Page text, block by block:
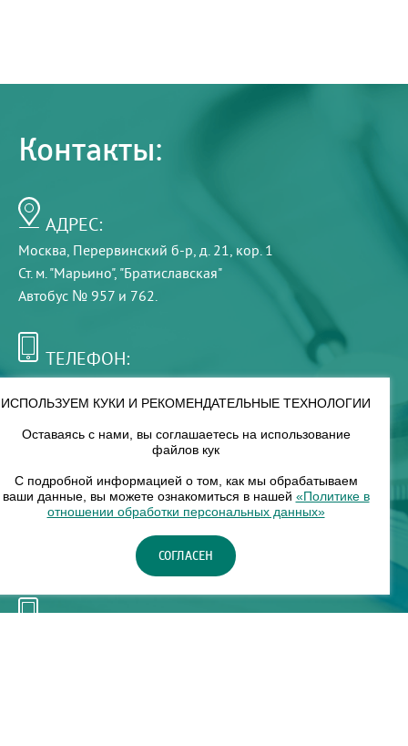
Контакты:
АДРЕС:
Москва, Перервинский б-р, д. 21, кор. 1
Ст. м. "Марьино", "Братиславская"
Автобус № 957 и 762.
ТЕЛЕФОН:
РЕЖИМ РАБОТЫ:
8 — 18
НАШ ФИЛИАЛ:
Москва, м. Нагорное, Нагорный б-р, д. 19, кор. 1
ИСПОЛЬЗУЕМ КУКИ И РЕКОМЕНДАТЕЛЬНЫЕ ТЕХНОЛОГИИ
Оставаясь с нами, вы соглашаетесь на использование
файлов кук
С подробной информацией о том, как мы обрабатываем
ваши данные, вы можете ознакомиться в нашей «Политике в
отношении обработки персональных данных»
СОГЛАСЕН